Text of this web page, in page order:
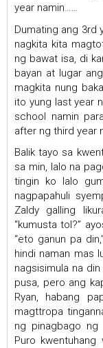
year namin……
Dumating ang 3rd
nagkita kita
ng bawat isa, di
bayan at lugar
magkita nung
ito yung last year
school namin
after ng third year
Balik tayo sa
sa min, lalo na
tingin ko lalo
nagpapahuli
Zaldy galling
“kumusta tol?”
“eto ganun pa
hindi naman mas
nagsisimula na
pusa, pero ang
Ryan, habang
magttropa
ng pinagbago ng
Puro